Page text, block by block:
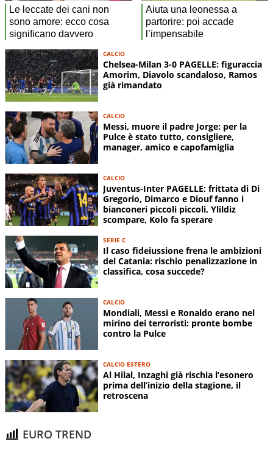
CALCIO
Chelsea-Milan 3-0 PAGELLE: figuraccia
Amorim, Diavolo scandaloso, Ramos
già rimandato
CALCIO
Messi, muore il padre Jorge: per la
Pulce è stato tutto, consigliere,
manager, amico e capofamiglia
CALCIO
Juventus-Inter PAGELLE: frittata di Di
Gregorio, Dimarco e Diouf fanno i
bianconeri piccoli piccoli, Ylildiz
scompare, Kolo fa sperare
SERIE C
Il caso fideiussione frena le ambizioni
del Catania: rischio penalizzazione in
classifica, cosa succede?
CALCIO
Mondiali, Messi e Ronaldo erano nel
mirino dei terroristi: pronte bombe
contro la Pulce
CALCIO ESTERO
Al Hilal, Inzaghi già rischia l’esonero
prima dell’inizio della stagione, il
retroscena
EURO TREND